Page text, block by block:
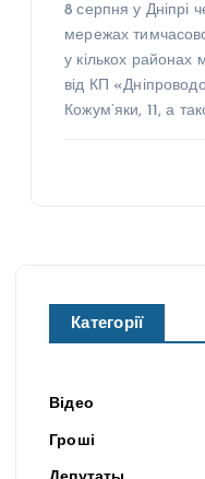
8 серпня у Дніпрі
мережах
у кількох районах
від КП
Кожум’яки, 11, а
Категорії
Відео
Гроші